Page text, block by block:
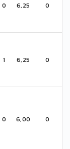
0 6,25 0
1 6,25 0
0 6,00 0